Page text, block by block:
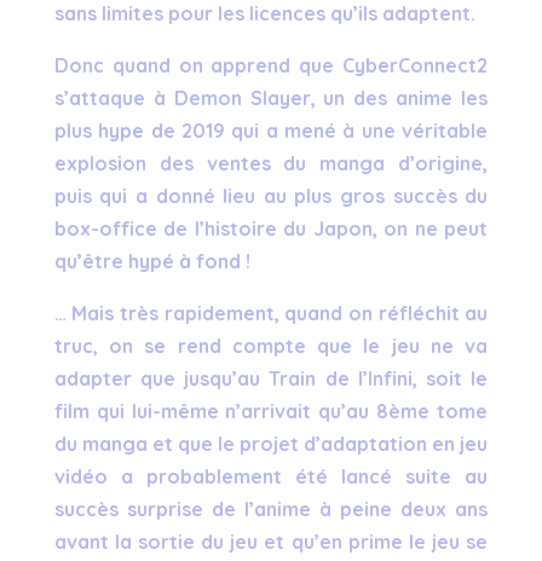
sans limites pour les licences qu’ils adaptent.
Donc quand on apprend que CyberConnect2
s’attaque à Demon Slayer, un des anime les
plus hype de 2019 qui a mené à une véritable
explosion des ventes du manga d’origine,
puis qui a donné lieu au plus gros succès du
box-office de l’histoire du Japon, on ne peut
qu’être hypé à fond !
… Mais très rapidement, quand on réfléchit au
truc, on se rend compte que le jeu ne va
adapter que jusqu’au Train de l’Infini, soit le
film qui lui-même n’arrivait qu’au 8ème tome
du manga et que le projet d’adaptation en jeu
vidéo a probablement été lancé suite au
succès surprise de l’anime à peine deux ans
avant la sortie du jeu et qu’en prime le jeu se